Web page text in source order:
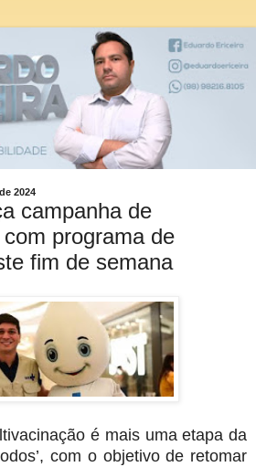
2024
campanha de
programa de
fim de semana
é mais uma etapa da
com o objetivo de retomar